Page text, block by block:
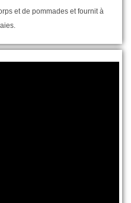
et de pommades et fournit à